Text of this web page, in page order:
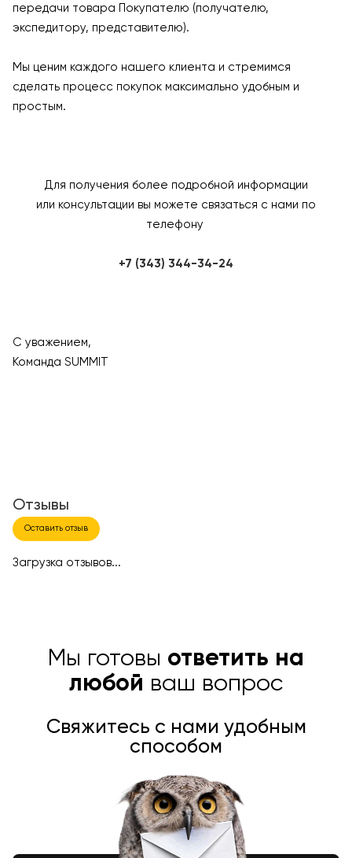
передачи товара Покупателю (получателю,
экспедитору, представителю).
Мы ценим каждого нашего клиента и стремимся
сделать процесс покупок максимально удобным и
простым.
Для получения более подробной информации
или консультации вы можете связаться с нами по
телефону
+7 (343) 344-34-24
С уважением,
Команда SUMMIT
Отзывы
Оставить отзыв
Загрузка отзывов...
Мы готовы ответить на
любой ваш вопрос
Свяжитесь с нами удобным
способом